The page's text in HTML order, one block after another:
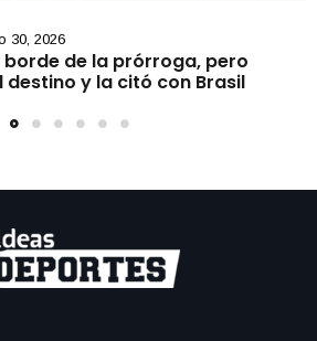
30, 2026
de la prórroga, pero
destino y la citó con Brasil